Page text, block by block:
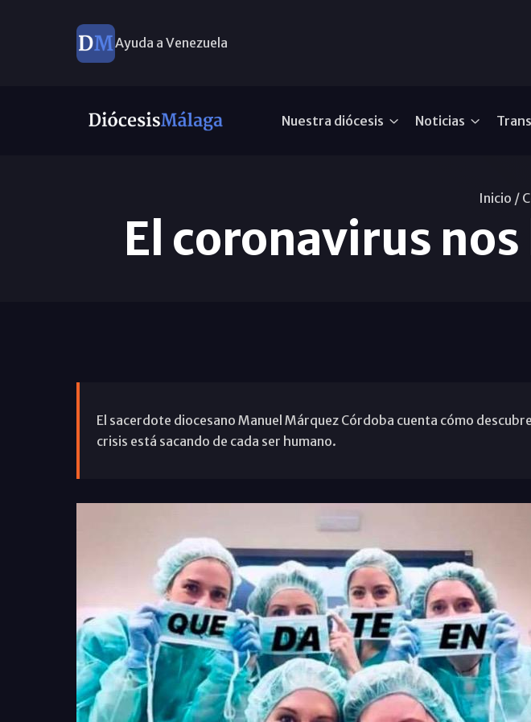
Ayuda a Venezuela
Nuestra diócesis Noticias
Inicio /
El coronavirus
El sacerdote diocesano Manuel Márquez Córdoba cuenta cómo
crisis está sacando de cada ser humano.